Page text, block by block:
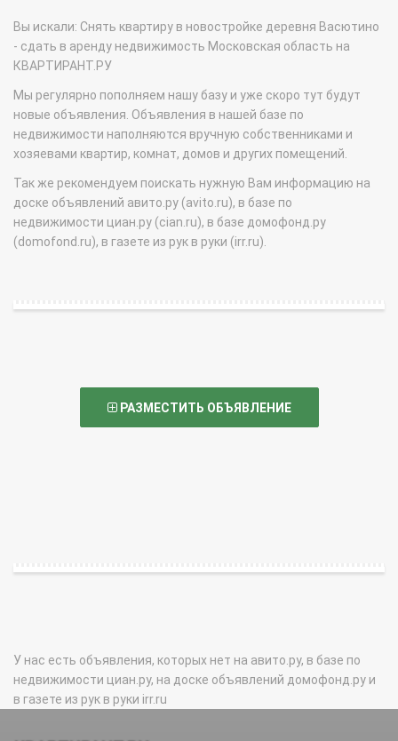
Вы искали: Снять квартиру в новостройке деревня Васютино
- сдать в аренду недвижимость Московская область на
КВАРТИРАНТ.РУ
Мы регулярно пополняем нашу базу и уже скоро тут будут
новые объявления. Объявления в нашей базе по
недвижимости наполняются вручную собственниками и
хозяевами квартир, комнат, домов и других помещений.
Так же рекомендуем поискать нужную Вам информацию на
доске объявлений авито.ру (avito.ru), в базе по
недвижимости циан.ру (cian.ru), в базе домофонд.ру
(domofond.ru), в газете из рук в руки (irr.ru).
РАЗМЕСТИТЬ ОБЪЯВЛЕНИЕ
У нас есть объявления, которых нет на авито.ру, в базе по
недвижимости циан.ру, на доске объявлений домофонд.ру и
в газете из рук в руки irr.ru